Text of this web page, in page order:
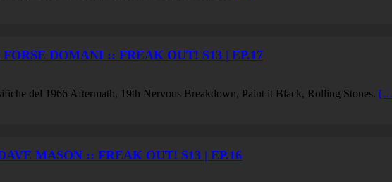
DOMANI :: FREAK OUT! S13 | EP.17
del 1966 Aftermath, 19th Nervous Breakdown, Paint it Black, Rolling Stones.
MASON :: FREAK OUT! S13 | EP.16